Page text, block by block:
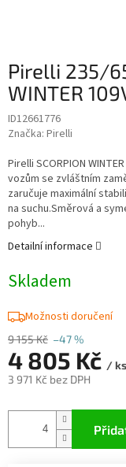
Pirelli 235/
WINTER
ID12661776
Značka: Pirelli
9 155 Kč –47 %
4 805 Kč / ks
3 971 Kč bez DPH
Skladem
Možnosti doručení
Pirelli SCORPION
vozům se zvláštním
zaručuje maximální
na suchu.Směrová a
pohyb...
Detailní informace